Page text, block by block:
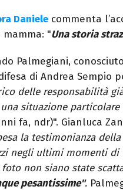
Daniele commenta
mamma: "Una storia
Palmegiani,
di Andrea Sempio
delle responsabilità
situazione particolare
fa, ndr)". Gianluca
la testimonianza
negli ultimi momenti di
non siano state
pesantissime".